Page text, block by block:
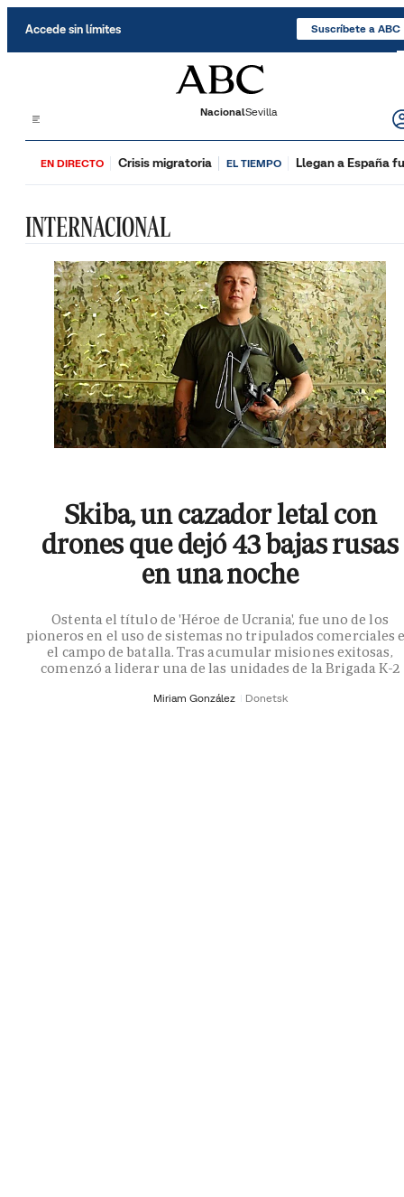
Accede sin límites Suscríbete a ABC
NacionalSevilla
EN DIRECTO Crisis migratoria EL TIEMPO Llegan a España
INTERNACIONAL
Skiba, un cazador letal con
drones que dejó 43 bajas rusas
en una noche
Ostenta el título de 'Héroe de Ucrania', fue uno de los
pioneros en el uso de sistemas no tripulados comerciales
el campo de batalla. Tras acumular misiones exitosas,
comenzó a liderar una de las unidades de la Brigada K-2
Miriam González Donetsk